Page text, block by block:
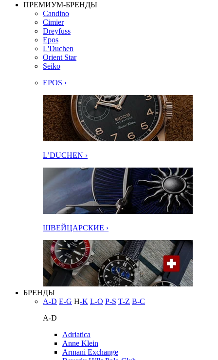
ПРЕМИУМ-БРЕНДЫ
Candino
Cimier
Dreyfuss
Epos
L'Duchen
Orient Star
Seiko
EPOS ›
L’DUCHEN ›
ШВЕЙЦАРСКИЕ ›
БРЕНДЫ
A-D E-G H-K L-O P-S T-Z В-С
A-D
Adriatica
Anne Klein
Armani Exchange